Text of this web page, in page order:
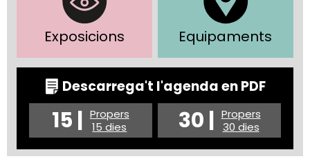
Exposicions Equipaments
Descarrega't l'agenda en PDF
15 | Propers
15 dies
30 | Propers
30 dies